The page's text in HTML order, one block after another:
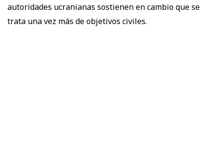
autoridades ucranianas sostienen en cambio que se
trata una vez más de objetivos civiles.